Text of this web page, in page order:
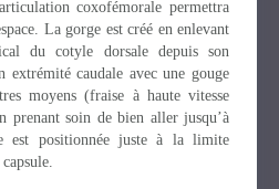
coxofémorale permettra
La gorge est créé en enlevant
du cotyle dorsale depuis son
extrémité caudale avec une gouge
moyens (fraise à haute vitesse
prenant soin de bien aller jusqu’à
est positionnée juste à la limite